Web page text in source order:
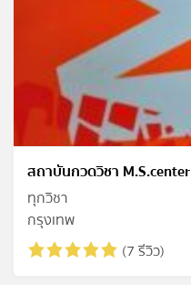
สถาบันกวดวิชา M.S.center
ทุกวิชา
กรุงเทพ
(7 รีวิว)